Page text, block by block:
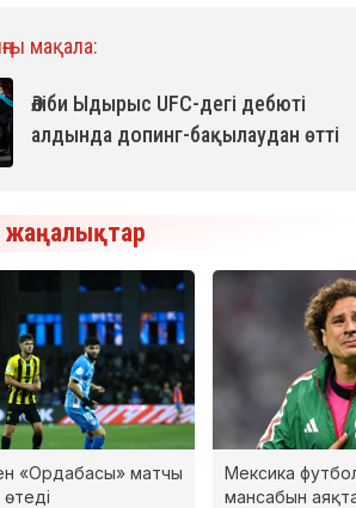
мақала:
Әліби Ыдырыс UFC-дегі дебюті
алдында допинг-бақылаудан өтті
жаңалықтар
«Ордабасы» матчы
Мексика
мансабын